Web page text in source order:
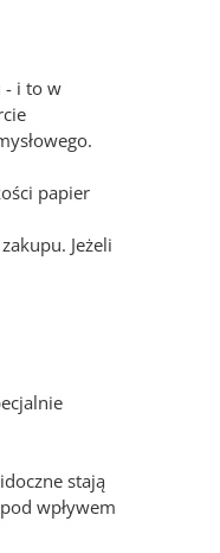
- i to w
papier
Jeżeli
stają
wpływem